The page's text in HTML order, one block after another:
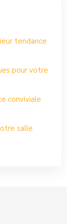
tendance
pour votre
conviviale
salle